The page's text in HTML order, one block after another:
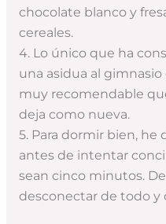
chocolate blanco y
cereales.
4. Lo único que ha
una asidua al
muy recomendable
deja como nueva.
5. Para dormir bien, he
antes de intentar
sean cinco minutos.
desconectar de todo